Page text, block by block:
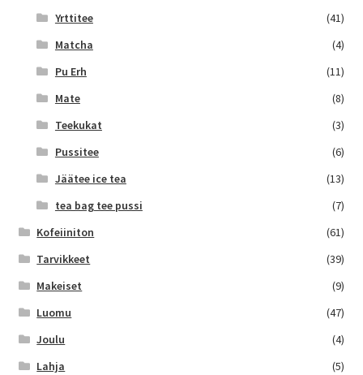
Yrttitee
(41)
Matcha
(4)
Pu Erh
(11)
Mate
(8)
Teekukat
(3)
Pussitee
(6)
Jäätee ice tea
(13)
tea bag tee pussi
(7)
Kofeiiniton
(61)
Tarvikkeet
(39)
Makeiset
(9)
Luomu
(47)
Joulu
(4)
Lahja
(5)